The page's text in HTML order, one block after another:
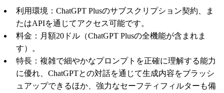
利用環境：ChatGPT Plusのサブスクリプション契約、ま
たはAPIを通じてアクセス可能です。
料金：月額20ドル（ChatGPT Plusの全機能が含まれま
す）。
特長：複雑で細やかなプロンプトを正確に理解する能力
に優れ、ChatGPTとの対話を通じて生成内容をブラッシ
ュアップできるほか、強力なセーフティフィルターも備